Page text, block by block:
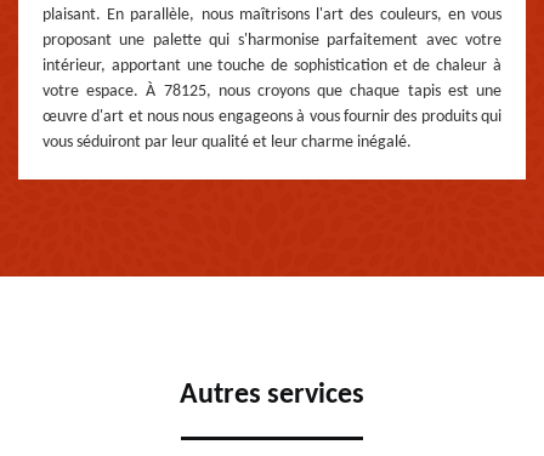
plaisant. En parallèle, nous maîtrisons l'art des couleurs, en vous
proposant une palette qui s'harmonise parfaitement avec votre
intérieur, apportant une touche de sophistication et de chaleur à
votre espace. À 78125, nous croyons que chaque tapis est une
œuvre d'art et nous nous engageons à vous fournir des produits qui
vous séduiront par leur qualité et leur charme inégalé.
Autres services